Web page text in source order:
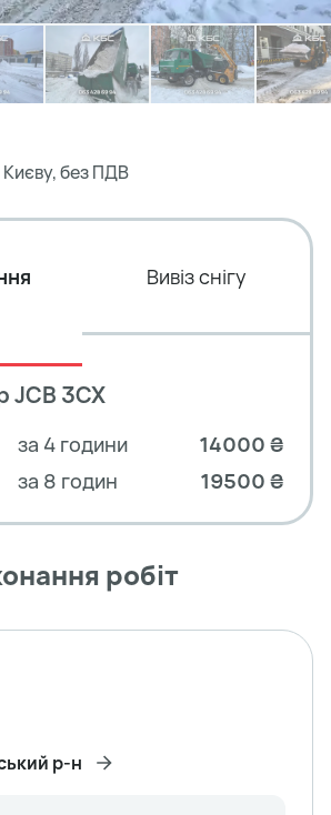
Києву, без ПДВ
Вивіз снігу
JCB 3CX
за 4 години
14000 ₴
за 8 годин 19500 ₴
робіт
р-н